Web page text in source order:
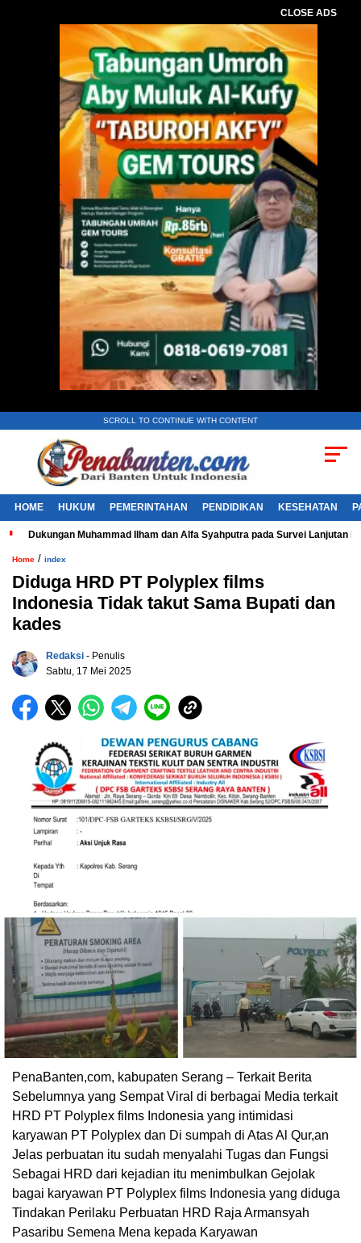
CLOSE ADS
SCROLL TO CONTINUE WITH CONTENT
HOME HUKUM PEMERINTAHAN PENDIDIKAN KESEHATAN
Dukungan Muhammad Ilham dan Alfa Syahputra pada Survei Lanjutan
Home / index
Diduga HRD PT Polyplex films
Indonesia Tidak takut Sama Bupati dan
kades
Redaksi - Penulis
Sabtu, 17 Mei 2025
PenaBanten,com, kabupaten Serang – Terkait Berita
Sebelumnya yang Sempat Viral di berbagai Media terkait
HRD PT Polyplex films Indonesia yang intimidasi
karyawan PT Polyplex dan Di sumpah di Atas Al Qur,an
Jelas perbuatan itu sudah menyalahi Tugas dan Fungsi
Sebagai HRD dari kejadian itu menimbulkan Gejolak
bagai karyawan PT Polyplex films Indonesia yang diduga
Tindakan Perilaku Perbuatan HRD Raja Armansyah
Pasaribu Semena Mena kepada Karyawan